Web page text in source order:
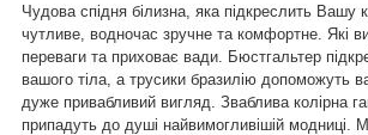
Чудова спідня білизна, яка підкреслить Вашу
чутливе, водночас зручне та комфортне. Які
переваги та приховає вади. Бюстгальтер
вашого тіла, а трусики бразилію допоможуть
дуже привабливий вигляд. Зваблива колірна
припадуть до душі найвимогливішій модниці.